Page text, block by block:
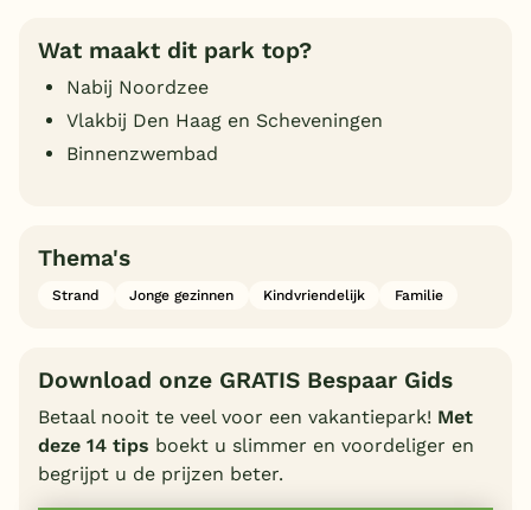
Wat maakt dit park top?
Nabij Noordzee
Vlakbij Den Haag en Scheveningen
Binnenzwembad
Thema's
Strand Jonge gezinnen Kindvriendelijk Familie
Download onze GRATIS Bespaar Gids
Betaal nooit te veel voor een vakantiepark! Met
deze 14 tips boekt u slimmer en voordeliger en
begrijpt u de prijzen beter.